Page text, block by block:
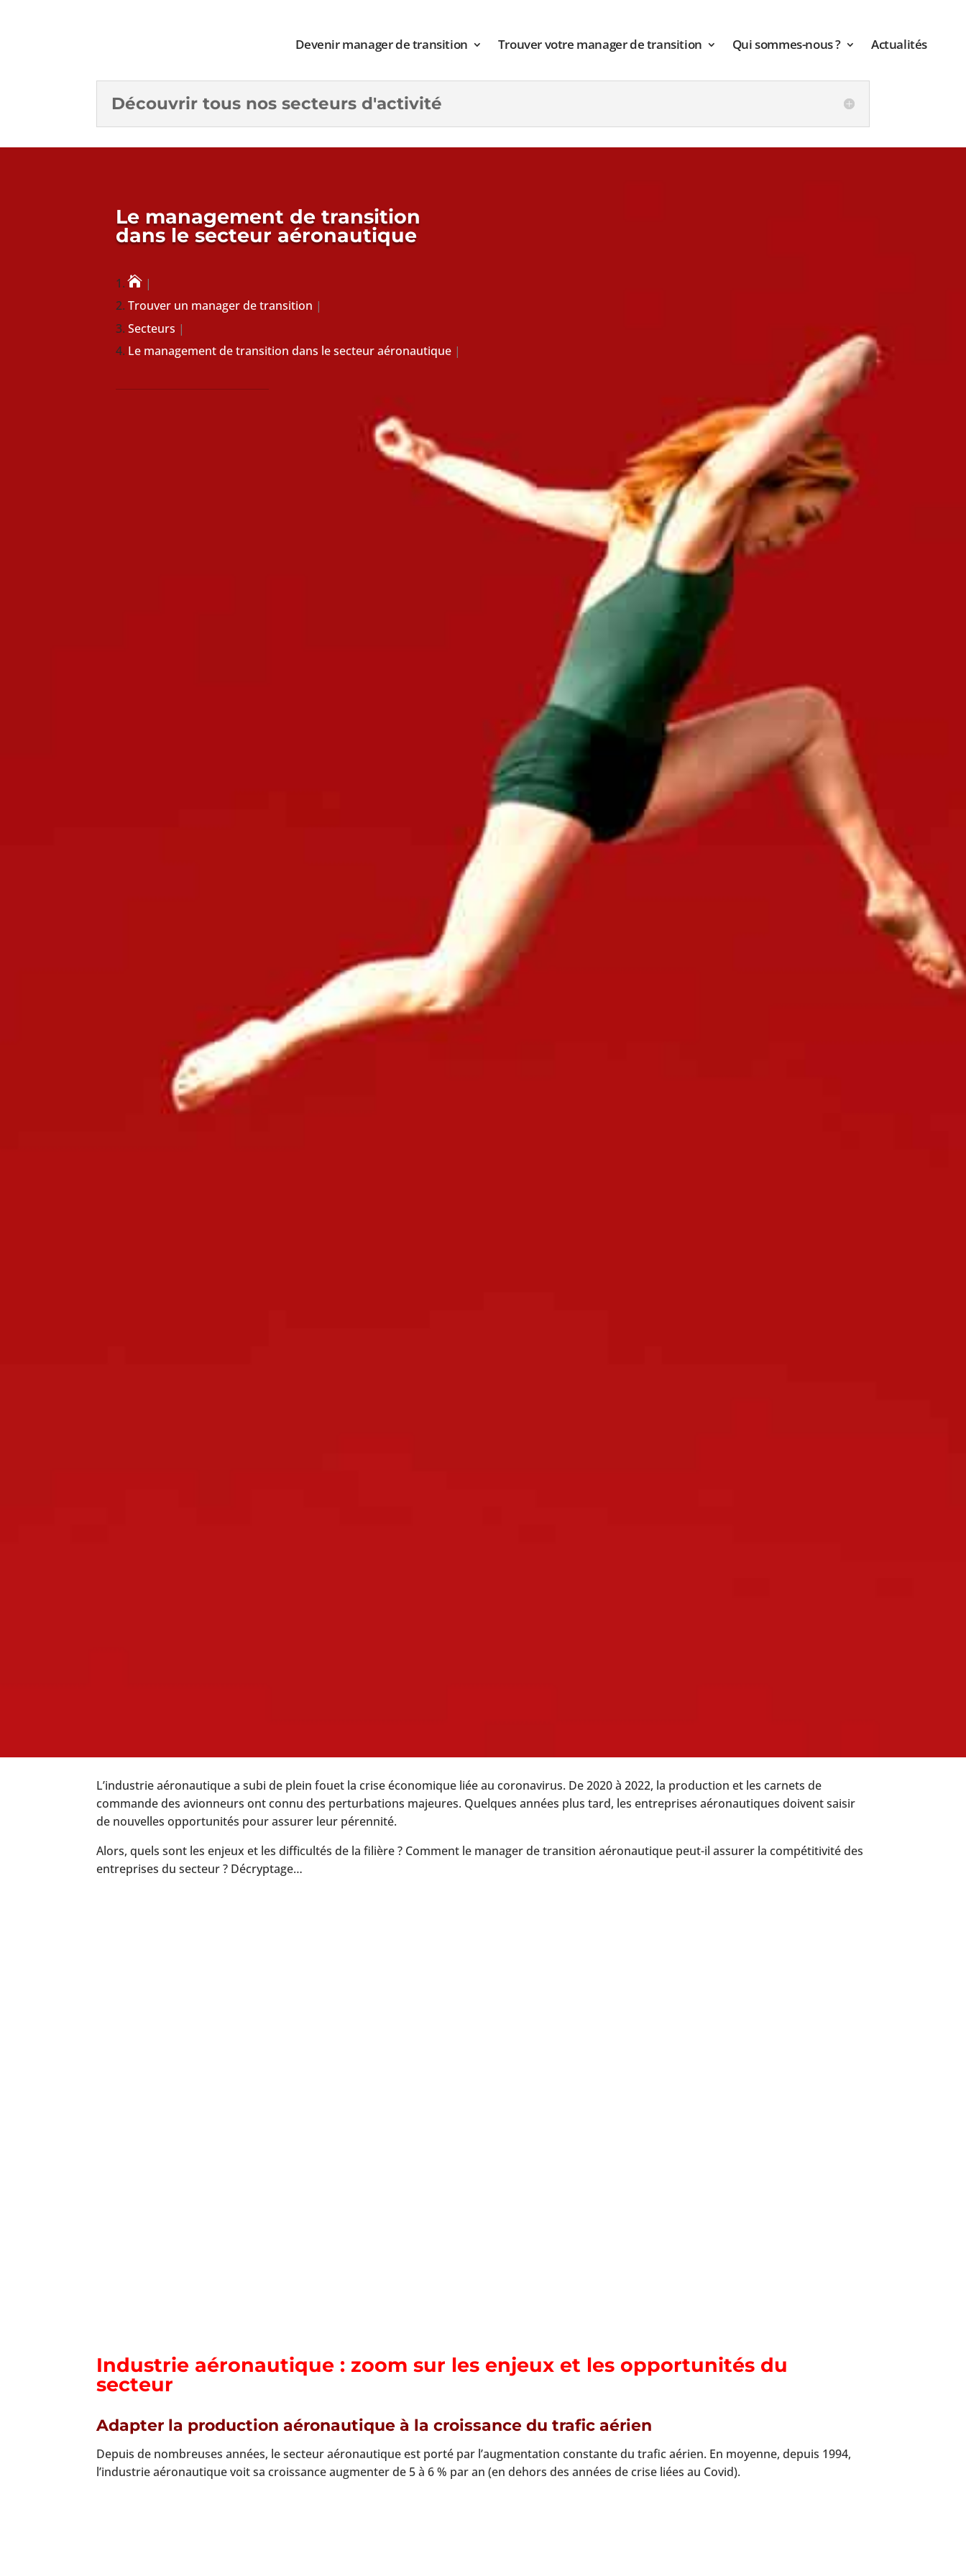
Devenir manager de transition Trouver votre manager de transition Qui sommes-nous ? Actualités
Découvrir tous nos secteurs d'activité
Le management de transition
dans le secteur aéronautique

Trouver un manager de transition
Secteurs
Le management de transition dans le secteur aéronautique
management de transition !
Managers
L’industrie aéronautique a subi de plein fouet la crise économique liée au coronavirus. De 2020 à 2022, la production et les carnets de
commande des avionneurs ont connu des perturbations majeures. Quelques années plus tard, les entreprises aéronautiques doivent saisir
de nouvelles opportunités pour assurer leur pérennité.
Alors, quels sont les enjeux et les difficultés de la filière ? Comment le manager de transition aéronautique peut-il assurer la compétitivité des
entreprises du secteur ? Décryptage…
Industrie aéronautique : zoom sur les enjeux et les opportunités du
secteur
Adapter la production aéronautique à la croissance du trafic aérien
Depuis de nombreuses années, le secteur aéronautique est porté par l’augmentation constante du trafic aérien. En moyenne, depuis 1994,
l’industrie aéronautique voit sa croissance augmenter de 5 à 6 % par an (en dehors des années de crise liées au Covid).